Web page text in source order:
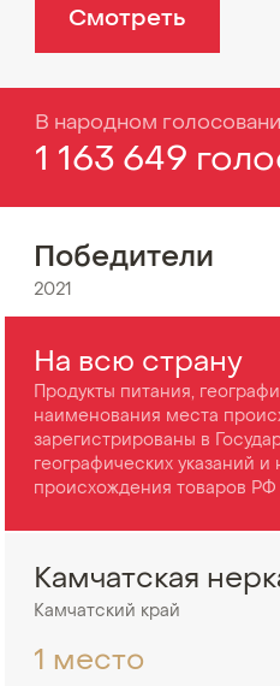
Смотреть
В народном
1 163 649
Победители
2021
На всю страну
Продукты питания,
наименования места
зарегистрированы в
географических указаний
происхождения товаров РФ
Камчатская
Камчатский край
1 место